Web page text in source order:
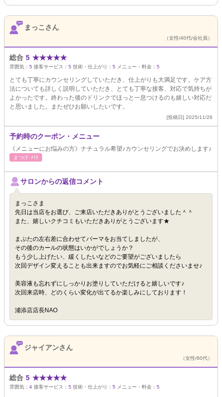
まっこさん
（女性/40代/会社員）
総合 5 ★★★★★
雰囲気： 5 接客サービス： 5 技術・仕上がり： 5 メニュー・料金： 5
とても丁寧にカウンセリングしていただき、仕上がりも大満足です。ケア方
法についても詳しく説明していただき、とても丁寧な接客、対応で気持ちが
よかったです。終わった後のドリンクでほっと一息つけるのも嬉しい対応だ
と思いました。またぜひお願いしたいです。
[投稿日] 2025/11/26
予約時のクーポン・メニュー
《メニューにお悩みの方》ナチュラル希望♪カウンセリングでお決めします♪
まつげ･ﾒｲｸ
サロンからの返信コメント
まっこさま
先日は当店をお選び、ご来店いただきありがとうございました＾＾
また、嬉しいクチコミもいただきありがとうございます★
まぶたの左右差に合わせてパーマをお当てしましたが、
その後のカールの状態はいかがでしょうか？
もう少し上げたい、緩くしたいなどのご要望がございましたら
次回デザイン変えることも出来ますのでお気軽にご相談くださいませ♪
美容液も忘れずにしっかりお塗りしていただけると嬉しいです♪
次回来店時、どのくらい変化が出てるか楽しみにしております！
浦添店店長NAO
ジャイアンさん
（女性/60代）
総合 5 ★★★★★
雰囲気： 4 接客サービス： 5 技術・仕上がり： 5 メニュー・料金： 5